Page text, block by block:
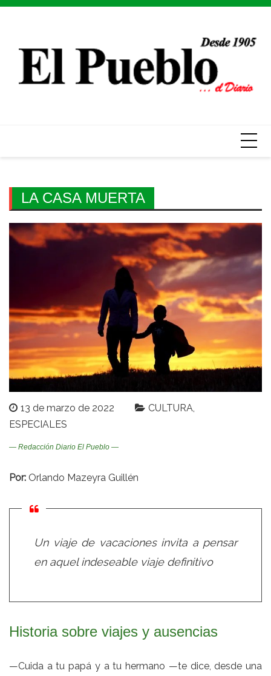
Skip
LA CASA MUERTA
13 de marzo de 2022
CULTURA
ESPECIALES
— Redacción Diario El Pueblo —
Por: Orlando Mazeyra Guillén
Un viaje de vacaciones invita a pensar
en aquel indeseable viaje definitivo
Historia sobre viajes y ausencias
—Cuida a tu papá y a tu hermano —te dice, desde una